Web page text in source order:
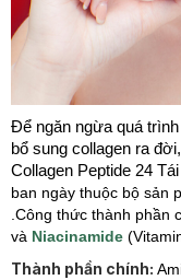
Để ngăn ngừa quá
bổ sung collagen ra
Collagen Peptide 24
ban ngày thuộc bộ sản
.Công thức thành phần
và Niacinamide
Thành phần chính: